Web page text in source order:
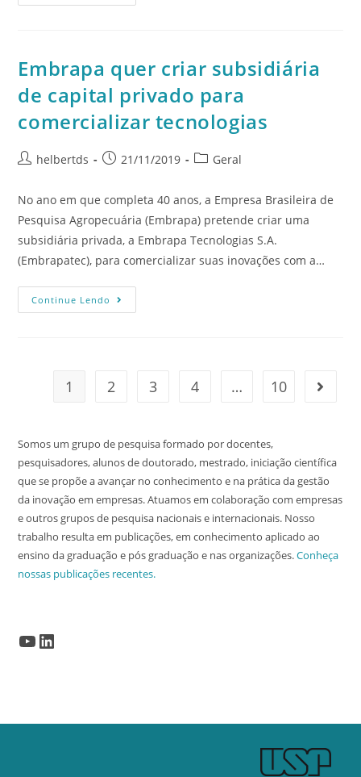
Embrapa quer criar subsidiária
de capital privado para
comercializar tecnologias
helbertds 21/11/2019 Geral
No ano em que completa 40 anos, a Empresa Brasileira de
Pesquisa Agropecuária (Embrapa) pretende criar uma
subsidiária privada, a Embrapa Tecnologias S.A.
(Embrapatec), para comercializar suas inovações com a…
Continue Lendo
1 2 3 4 … 10
Somos um grupo de pesquisa formado por docentes,
pesquisadores, alunos de doutorado, mestrado, iniciação científica
que se propõe a avançar no conhecimento e na prática da gestão
da inovação em empresas. Atuamos em colaboração com empresas
e outros grupos de pesquisa nacionais e internacionais. Nosso
trabalho resulta em publicações, em conhecimento aplicado ao
ensino da graduação e pós graduação e nas organizações.Conheça
nossas publicações recentes.